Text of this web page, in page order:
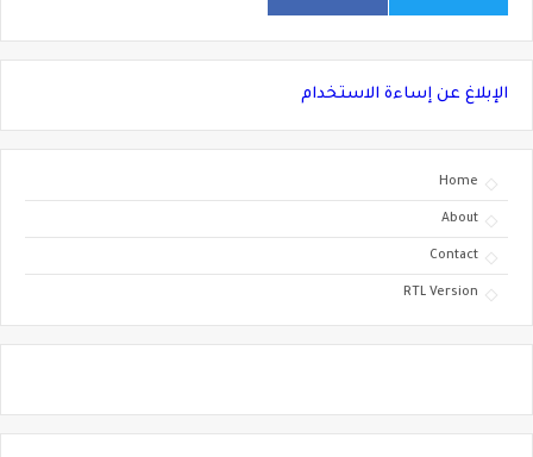
الإبلاغ عن إساءة الاستخدام
Home
About
Contact
RTL Version